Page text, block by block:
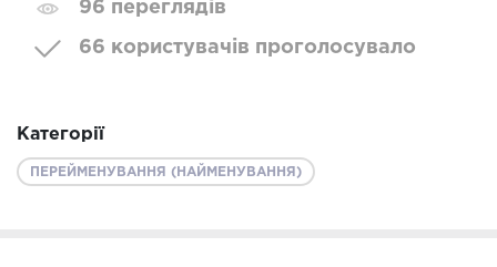
96 переглядів
66 користувачів проголосувало
Категорії
ПЕРЕЙМЕНУВАННЯ (НАЙМЕНУВАННЯ)